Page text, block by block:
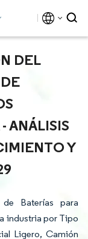
DEL
ANÁLISIS
Y
Baterías para
industria por Tipo
Ligero, Camión